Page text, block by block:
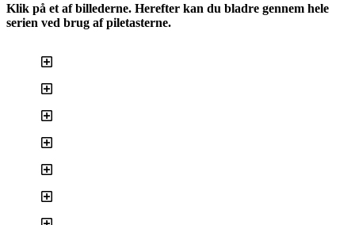
Klik på et af billederne. Herefter kan du bladre gennem hele
serien ved brug af piletasterne.